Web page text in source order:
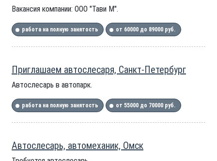
Вакансия компании: ООО "Тави М".
работа на полную занятость от 60000 до 89000 руб.
Приглашаем автослесаря, Санкт-Петербург
Автослесарь в автопарк.
работа на полную занятость от 55000 до 70000 руб.
Автослесарь, автомеханик, Омск